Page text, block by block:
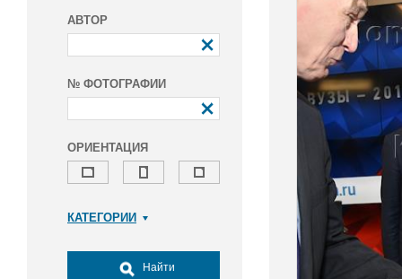
АВТОР
№ ФОТОГРАФИИ
ОРИЕНТАЦИЯ
КАТЕГОРИИ
Досуг, туризм и отдых
Найти